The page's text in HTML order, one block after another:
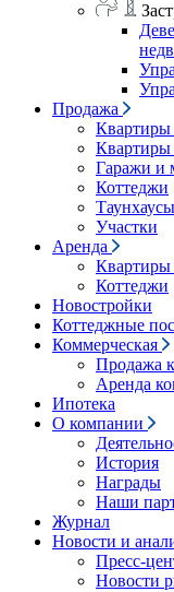
Продажа
Квартиры
Гаражи и
Коттеджи
Таунхаусы
Участки
Аренда
Коттеджи
Новостройки
Коттеджные
Коммерческая
Продажа
Аренда
Ипотека
О компании
История
Награды
Наши
Журнал
Новости и
Пресс-
Новости